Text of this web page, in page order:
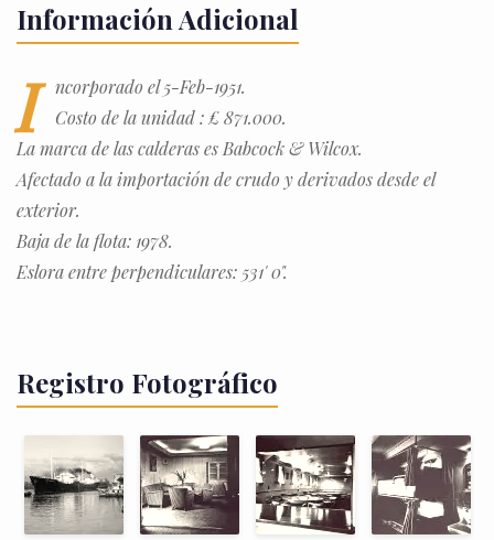
Información Adicional
I
ncorporado el 5-Feb-1951.
Costo de la unidad : £ 871.000.
La marca de las calderas es Babcock & Wilcox.
Afectado a la importación de crudo y derivados desde el
exterior.
Baja de la flota: 1978.
Eslora entre perpendiculares: 531' 0".
Registro Fotográfico